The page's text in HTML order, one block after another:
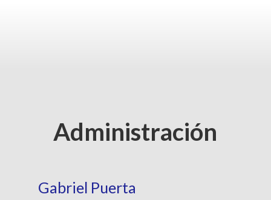
Administración
Gabriel Puerta